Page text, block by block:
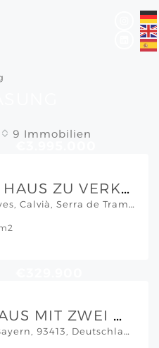
9 Immobilien
FREISTEHENDES HAUS ZU VERKAUFEN IN SOL DE MALLORCA
Sol de Mallorca, Cala Vinyes, Calvià, Serra de Tramuntana, Illes Balears, 07181, España, Mallorca Südwesten
REIHENMITTELHAUS MIT ZWEI WOHNEINHEITEN, GARTEN & MODERNER ENERGIETECHNIK IN CHAM
Cham, Landkreis Cham, Bayern, 93413, Deutschland, Bayern